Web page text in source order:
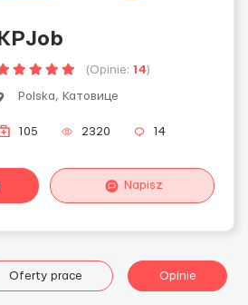
KPJob
(Opinie: 14)
Polska, Катовице
105 2320 14
Napisz
Oferty prace Opinie